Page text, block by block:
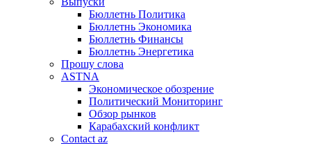
Бюллетнь Политика
Бюллетнь Экономика
Бюллетнь Финансы
Бюллетнь Энергетика
Прошу слова
ASTNA
Экономическое обозрение
Политический Мониторинг
Обзор рынков
Карабахский конфликт
Contact az